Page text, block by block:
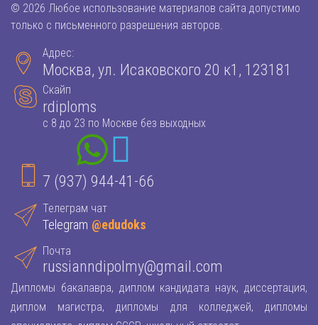
© 2026 Любое использование материалов сайта допустимо
только с письменного разрешения авторов.
Адрес:
Москва, ул. Исаковского 20 к1, 123181
Скайп
rdiploms
с 8 до 23 по Москве без выходных
7 (937) 944-41-66
Телеграм чат
Telegram @edudoks
Почта
russianndipolmy@gmail.com
Дипломы бакалавра, диплом кандидата наук, диссертация,
диплом магистра, дипломы для колледжей, дипломы